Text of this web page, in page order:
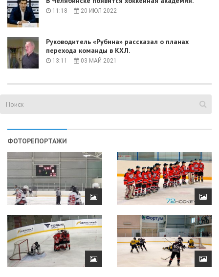
11:18 20 ИЮЛ 2022
Руководитель «Рубина» рассказал о планах
перехода команды в КХЛ.
13:11 03 МАЙ 2021
ФОТОРЕПОРТАЖИ